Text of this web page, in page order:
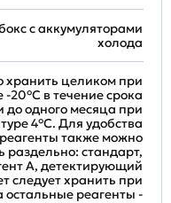
с аккумуляторами
холода
хранить целиком при
-20°C в течение срока
до одного месяца при
4°C. Для удобства
также можно
раздельно: стандарт,
A, детектирующий
следует хранить при
остальные реагенты -